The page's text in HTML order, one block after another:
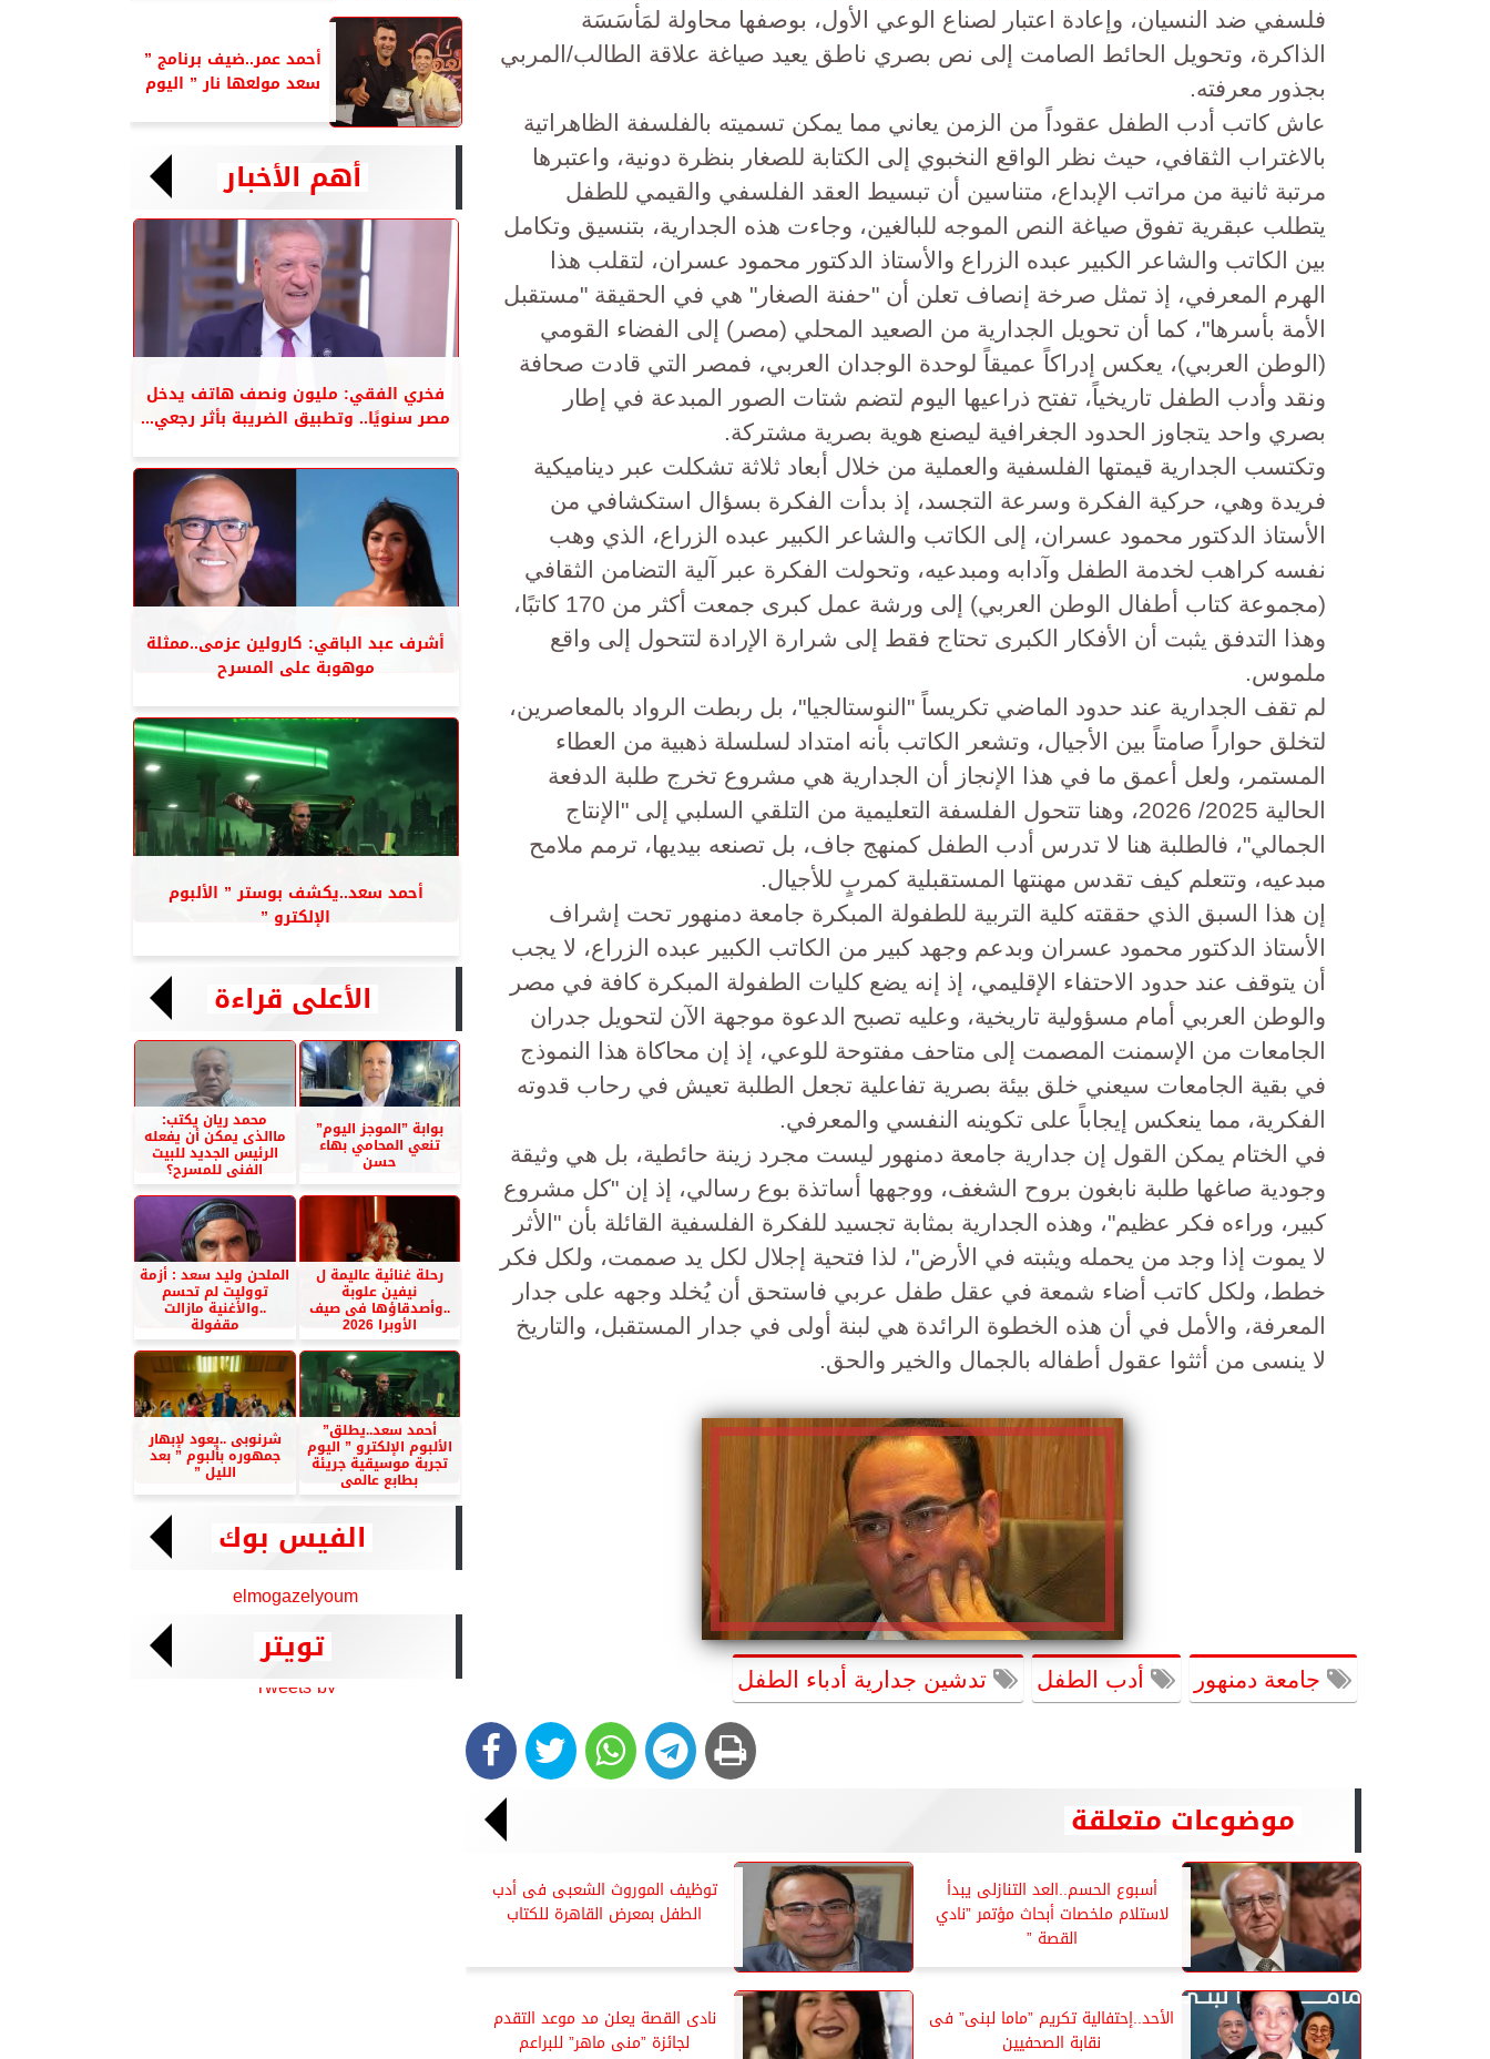
فلسفي ضد النسيان، وإعادة اعتبار لصناع الوعي الأول، بوصفها محاولة لمَأسَسَة
الذاكرة، وتحويل الحائط الصامت إلى نص بصري ناطق يعيد صياغة علاقة الطالب/المربي
بجذور معرفته.
​عاش كاتب أدب الطفل عقوداً من الزمن يعاني مما يمكن تسميته بالفلسفة الظاهراتية
بالاغتراب الثقافي، حيث نظر الواقع النخبوي إلى الكتابة للصغار بنظرة دونية، واعتبرها
مرتبة ثانية من مراتب الإبداع، متناسين أن تبسيط العقد الفلسفي والقيمي للطفل
يتطلب عبقرية تفوق صياغة النص الموجه للبالغين، و​جاءت هذه الجدارية، بتنسيق وتكامل
بين الكاتب والشاعر الكبير عبده الزراع والأستاذ الدكتور محمود عسران، لتقلب هذا
الهرم المعرفي، إذ تمثل صرخة إنصاف تعلن أن "حفنة الصغار" هي في الحقيقة "مستقبل
الأمة بأسرها"، كما أن تحويل الجدارية من الصعيد المحلي (مصر) إلى الفضاء القومي
(الوطن العربي)، يعكس إدراكاً عميقاً لوحدة الوجدان العربي، فمصر التي قادت صحافة
ونقد وأدب الطفل تاريخياً، تفتح ذراعيها اليوم لتضم شتات الصور المبدعة في إطار
بصري واحد يتجاوز الحدود الجغرافية ليصنع هوية بصرية مشتركة.
​وتكتسب الجدارية قيمتها الفلسفية والعملية من خلال أبعاد ثلاثة تشكلت عبر ديناميكية
فريدة وهي، ​حركية الفكرة وسرعة التجسد، إذ بدأت الفكرة بسؤال استكشافي من
الأستاذ الدكتور محمود عسران، إلى الكاتب والشاعر الكبير عبده الزراع، الذي وهب
نفسه كراهب لخدمة الطفل وآدابه ومبدعيه، وتحولت الفكرة عبر آلية التضامن الثقافي
(مجموعة كتاب أطفال الوطن العربي) إلى ورشة عمل كبرى جمعت أكثر من 170 كاتبًا،
وهذا التدفق يثبت أن الأفكار الكبرى تحتاج فقط إلى شرارة الإرادة لتتحول إلى واقع
ملموس.
​لم تقف الجدارية عند حدود الماضي تكريساً "النوستالجيا"، بل ربطت الرواد بالمعاصرين،
لتخلق حواراً صامتاً بين الأجيال، وتشعر الكاتب بأنه امتداد لسلسلة ذهبية من العطاء
المستمر، ولعل أعمق ما في هذا الإنجاز أن الجدارية هي مشروع تخرج طلبة الدفعة
الحالية 2025/ 2026، وهنا تتحول الفلسفة التعليمية من التلقي السلبي إلى "الإنتاج
الجمالي"، فالطلبة هنا لا تدرس أدب الطفل كمنهج جاف، بل تصنعه بيديها، ترمم ملامح
مبدعيه، وتتعلم كيف تقدس مهنتها المستقبلية كمربٍ للأجيال.
​إن هذا السبق الذي حققته كلية التربية للطفولة المبكرة جامعة دمنهور تحت إشراف
الأستاذ الدكتور محمود عسران وبدعم وجهد كبير من الكاتب الكبير عبده الزراع، لا يجب
أن يتوقف عند حدود الاحتفاء الإقليمي، إذ إنه يضع كليات الطفولة المبكرة كافة في مصر
والوطن العربي أمام مسؤولية تاريخية، وعليه تصبح ​الدعوة موجهة الآن لتحويل جدران
الجامعات من الإسمنت المصمت إلى متاحف مفتوحة للوعي، إذ إن محاكاة هذا النموذج
في بقية الجامعات سيعني خلق بيئة بصرية تفاعلية تجعل الطلبة تعيش في رحاب قدوته
الفكرية، مما ينعكس إيجاباً على تكوينه النفسي والمعرفي.
​في الختام يمكن القول إن جدارية جامعة دمنهور ليست مجرد زينة حائطية، بل هي وثيقة
وجودية صاغها طلبة نابغون بروح الشغف، ووجهها أساتذة بوع رسالي، إذ إن "كل مشروع
كبير، وراءه فكر عظيم"، وهذه الجدارية بمثابة تجسيد للفكرة الفلسفية القائلة بأن "الأثر
لا يموت إذا وجد من يحمله ويثبته في الأرض"، لذا فتحية إجلال لكل يد صممت، ولكل فكر
خطط، ولكل كاتب أضاء شمعة في عقل طفل عربي فاستحق أن يُخلد وجهه على جدار
المعرفة، والأمل في أن هذه الخطوة الرائدة هي لبنة أولى في جدار المستقبل، والتاريخ
لا ينسى من أثثوا عقول أطفاله بالجمال والخير والحق.
جامعة دمنهور أدب الطفل تدشين جدارية أدباء الطفل
موضوعات متعلقة
أسبوع الحسم..العد التنازلى يبدأ
لاستلام ملخصات أبحاث مؤتمر ”نادي
القصة ”
توظيف الموروث الشعبى فى أدب
الطفل بمعرض القاهرة للكتاب
الأحد..إحتفالية تكريم ”ماما لبنى” فى
نقابة الصحفيين
نادى القصة يعلن مد موعد التقدم
لجائزة ”منى ماهر” للبراعم
أحمد عمر..ضيف برنامج ”
سعد مولعها نار ” اليوم
أهم الأخبار
فخري الفقي: مليون ونصف هاتف يدخل
مصر سنويًا.. وتطبيق الضريبة بأثر رجعي...
أشرف عبد الباقي: كارولين عزمى..ممثلة
موهوبة على المسرح
أحمد سعد..يكشف بوستر ” الألبوم
الإلكترو ”
الأعلى قراءة
بوابة ”الموجز اليوم”
تنعي المحامي بهاء
حسن
محمد ريان يكتب:
ماالذى يمكن أن يفعله
الرئيس الجديد للبيت
الفنى للمسرح؟
رحلة غنائية عاليمة ل
نيفين علوبة
..وأصدقاؤها فى صيف
الأوبرا 2026
الملحن وليد سعد : أزمة
تووليت لم تحسم
..والأغنية مازالت
مقفولة
أحمد سعد..يطلق”
الألبوم الإلكترو ” اليوم
تجربة موسيقية جريئة
بطابع عالمى
شرنوبى ..يعود لإبهار
جمهوره بألبوم ” بعد
الليل ”
الفيس بوك
elmogazelyoum
تويتر
Tweets by